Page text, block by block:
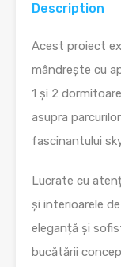
Description
Acest proiect
mândrește cu
1 și 2
asupra
fascinantului
Lucrate cu
și interioarele
eleganță și
bucătării